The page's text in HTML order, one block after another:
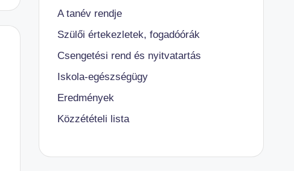
A tanév rendje
Szülői értekezletek, fogadóórák
Csengetési rend és nyitvatartás
Iskola-egészségügy
Eredmények
Közzétételi lista